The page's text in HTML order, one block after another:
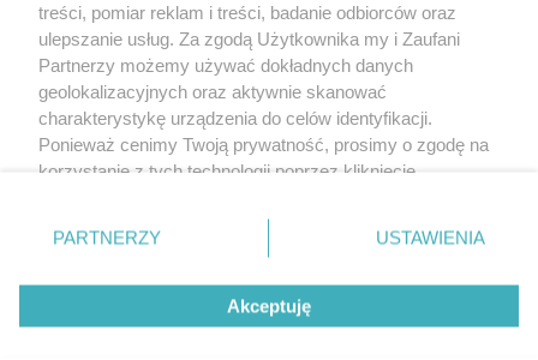
O nas
treści, pomiar reklam i treści, badanie odbiorców oraz
ulepszanie usług. Za zgodą Użytkownika my i Zaufani
Partnerzy możemy używać dokładnych danych
geolokalizacyjnych oraz aktywnie skanować
charakterystykę urządzenia do celów identyfikacji.
Ponieważ cenimy Twoją prywatność, prosimy o zgodę na
korzystanie z tych technologii poprzez kliknięcie
zmienić/wycofać klikając przycisk ustawień prywatności
znajdujący się w lewym dolnym rogu strony
rodzaje przetwarzania danych nie wymagają zgody
użytkownika, ale masz prawo sprzeciwić się takiemu
przetwarzaniu. Preferencje będą miały zastosowanie tylko
PARTNERZY USTAWIENIA
Akceptuję